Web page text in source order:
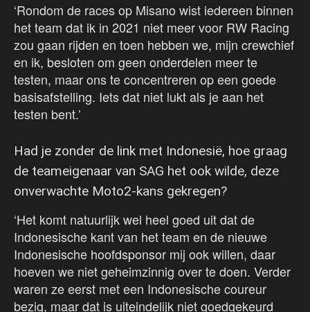
‘Rondom de races op Misano wist iedereen binnen
het team dat ik in 2021 niet meer voor RW Racing
zou gaan rijden en toen hebben we, mijn crewchief
en ik, besloten om geen onderdelen meer te
testen, maar ons te concentreren op een goede
basisafstelling. Iets dat niet lukt als je aan het
testen bent.’
Had je zonder de link met Indonesië, hoe graag
de teameigenaar van SAG het ook wilde, deze
onverwachte Moto2-kans gekregen?
‘Het komt natuurlijk wel heel goed uit dat de
Indonesische kant van het team en de nieuwe
Indonesische hoofdsponsor mij ook willen, daar
hoeven we niet geheimzinnig over te doen. Verder
waren ze eerst met een Indonesische coureur
bezig, maar dat is uiteindelijk niet goedgekeurd